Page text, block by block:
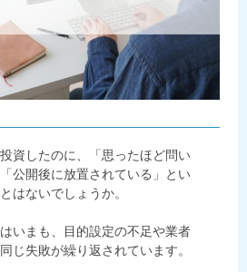
資したのに、「思ったほど問い
公開後に放置されている」とい
はないでしょうか。
いまも、目的設定の不足や業者
じ失敗が繰り返されています。